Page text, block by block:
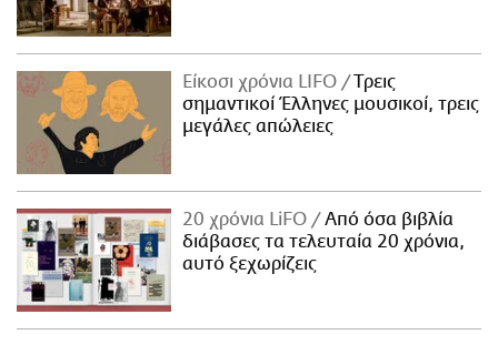
Είκοσι χρόνια LIFO
Tρεις
σημαντικοί Έλληνες μουσικοί, τρεις
μεγάλες απώλειες
20 χρόνια LiFO
Από όσα βιβλία
διάβασες τα τελευταία 20 χρόνια,
αυτό ξεχωρίζεις